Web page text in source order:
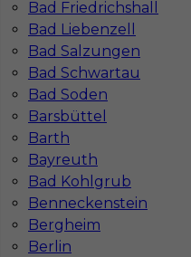
Bad Friedrichshall
Bad Liebenzell
Bad Salzungen
Bad Schwartau
Bad Soden
Barsbüttel
Barth
Bayreuth
Bad Kohlgrub
Benneckenstein
Bergheim
Berlin
Tel:+48 795 988 288
Deutsch:+49 1523 7988729
E-mail: info@inserv.com.pl
Działamy również w
Warszawie
Katowicach
Lublinie
Częstochowie